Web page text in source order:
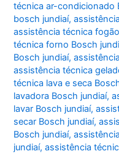
técnica ar-condicionado
bosch jundiaí,
assistência técnica
técnica forno Bosch
Bosch jundiaí,
assistência técnica
técnica lava e seca
lavadora Bosch jundiaí,
lavar Bosch jundiaí,
secar Bosch jundiaí,
Bosch jundiaí,
jundiaí,assistência